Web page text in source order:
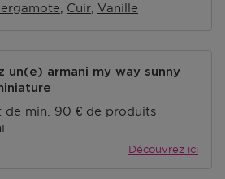
Cuir Vanille
un(e) armani my way sunny
de min. 90 € de produits
Découvrez ici